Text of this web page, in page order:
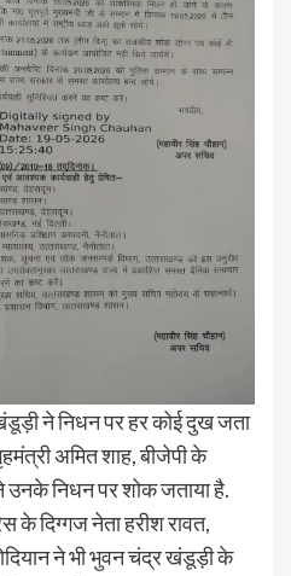
ने निधन पर हर कोई दुख जता
अमित शाह, बीजेपी के
ने उनके निधन पर शोक जताया है.
के दिग्गज नेता हरीश रावत,
ने भी भुवन चंद्र खंडूड़ी के